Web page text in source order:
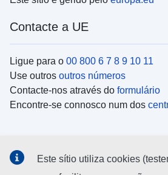
Contacte a UE
Ligue para o 00 800 6 7 8 9 10 11
Use outros outros números
Contacte-nos através do formulário
Encontre-se connosco num dos
Este sítio utiliza cookies